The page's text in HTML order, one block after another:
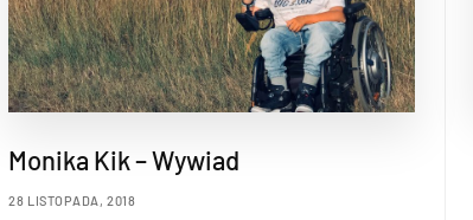
Monika Kik – Wywiad
28 LISTOPADA, 2018